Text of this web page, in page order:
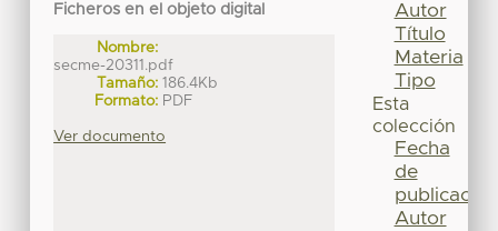
Ficheros en el objeto digital
Nombre:
secme-20311.pdf
Tamaño: 186.4Kb
Formato: PDF
Ver documento
Autor
Título
Materia
Tipo
Esta
colección
Fecha
de
publicación
Autor